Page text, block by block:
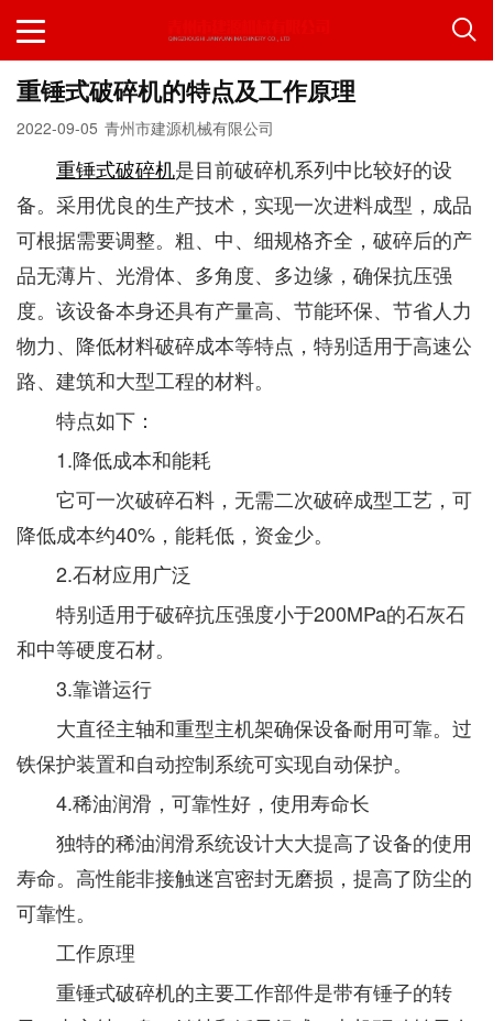
重锤式破碎机的特点及工作原理
2022-09-05 青州市建源机械有限公司
重锤式破碎机是目前破碎机系列中比较好的设
备。采用优良的生产技术，实现一次进料成型，成品
可根据需要调整。粗、中、细规格齐全，破碎后的产
品无薄片、光滑体、多角度、多边缘，确保抗压强
度。该设备本身还具有产量高、节能环保、节省人力
物力、降低材料破碎成本等特点，特别适用于高速公
路、建筑和大型工程的材料。
特点如下：
1.降低成本和能耗
它可一次破碎石料，无需二次破碎成型工艺，可
降低成本约40%，能耗低，资金少。
2.石材应用广泛
特别适用于破碎抗压强度小于200MPa的石灰石
和中等硬度石材。
3.靠谱运行
大直径主轴和重型主机架确保设备耐用可靠。过
铁保护装置和自动控制系统可实现自动保护。
4.稀油润滑，可靠性好，使用寿命长
独特的稀油润滑系统设计大大提高了设备的使用
寿命。高性能非接触迷宫密封无磨损，提高了防尘的
可靠性。
工作原理
重锤式破碎机的主要工作部件是带有锤子的转